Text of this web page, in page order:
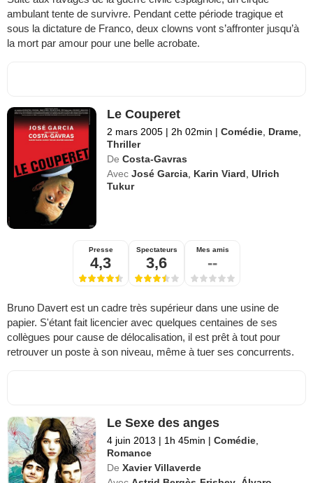
ambulant tente de survivre. Pendant cette période tragique et
sous la dictature de Franco, deux clowns vont s’affronter jusqu’à
la mort par amour pour une belle acrobate.
Le Couperet
2 mars 2005 | 2h 02min | Comédie Drame
Thriller
De Costa-Gavras
Avec José Garcia Karin Viard ,Ulrich
Tukur
Presse
4,3
Spectateurs
3,6
Mes amis
--
Bruno Davert est un cadre très supérieur dans une usine de
papier. S'étant fait licencier avec quelques centaines de ses
collègues pour cause de délocalisation, il est prêt à tout pour
retrouver un poste à son niveau, même à tuer ses concurrents.
Le Sexe des anges
4 juin 2013 | 1h 45min | Comédie
Romance
De Xavier Villaverde